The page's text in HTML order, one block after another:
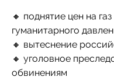
🔸 поднятие цен на
гуманитарного
🔸 вытеснение
🔸 уголовное
обвинениям